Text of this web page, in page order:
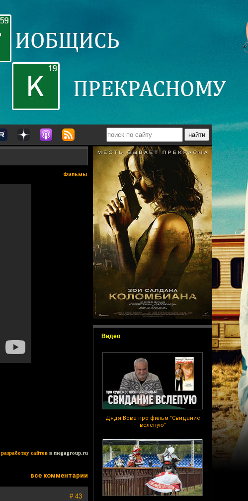
Видео
Дядя Вова про фильм "Свидание
вслепую"
Фильмы
разработку сайтов в megagroup.ru
все комментарии
# 43